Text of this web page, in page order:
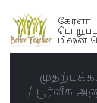
கேரளா
மிஷன்
பூர்வீக